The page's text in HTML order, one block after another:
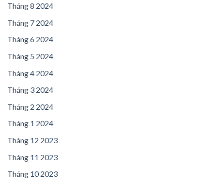
Tháng 8 2024
Tháng 7 2024
Tháng 6 2024
Tháng 5 2024
Tháng 4 2024
Tháng 3 2024
Tháng 2 2024
Tháng 1 2024
Tháng 12 2023
Tháng 11 2023
Tháng 10 2023